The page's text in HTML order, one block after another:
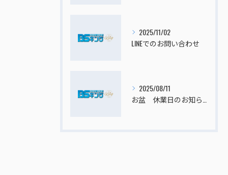
2025/11/02
LINEでのお問い合わせ
2025/08/11